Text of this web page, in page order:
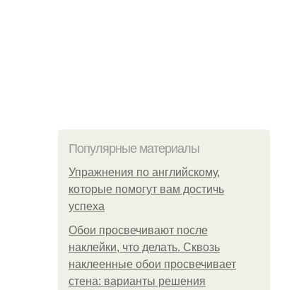
Популярные материалы
Упражнения по английскому,
которые помогут вам достичь
успеха
Обои просвечивают после
наклейки, что делать. Сквозь
наклеенные обои просвечивает
стена: варианты решения